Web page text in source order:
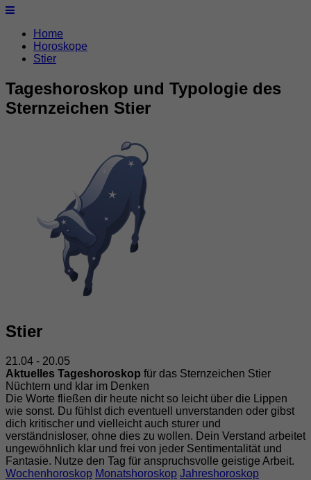
Home
Horoskope
Stier
Tageshoroskop und Typologie des
Sternzeichen Stier
Stier
21.04 - 20.05
Aktuelles Tageshoroskop für das Sternzeichen Stier
Nüchtern und klar im Denken
Die Worte fließen dir heute nicht so leicht über die Lippen
wie sonst. Du fühlst dich eventuell unverstanden oder gibst
dich kritischer und vielleicht auch sturer und
verständnisloser, ohne dies zu wollen. Dein Verstand arbeitet
ungewöhnlich klar und frei von jeder Sentimentalität und
Fantasie. Nutze den Tag für anspruchsvolle geistige Arbeit.
Wochenhoroskop Monatshoroskop Jahreshoroskop